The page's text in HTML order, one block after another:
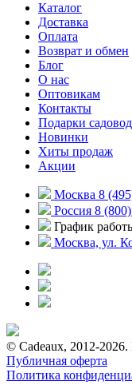
Каталог
Доставка
Оплата
Возврат и обмен
Блог
О нас
Оптовикам
Контакты
Подарки
Новинки
Хиты продаж
Акции
Москва 8
Россия 8
График
Москва, ул.
© Cadeaux, 2012-
Публичная оферта
Политика